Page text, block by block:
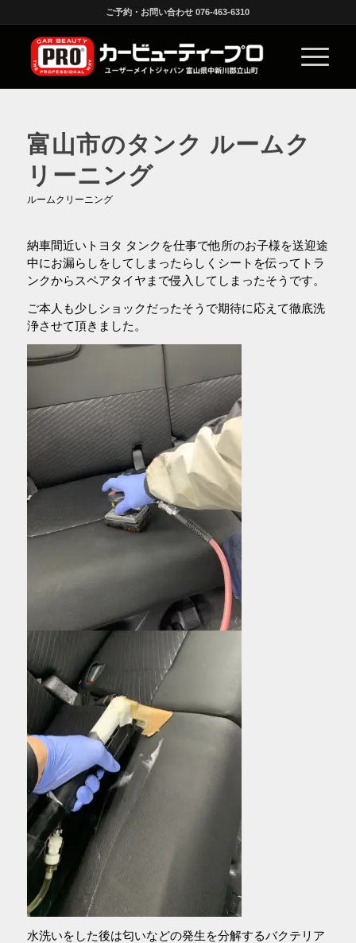
ご予約・お問い合わせ 076-463-6310
富山市のタンク ルームク
リーニング
ルームクリーニング
納車間近いトヨタ タンクを仕事で他所のお子様を送迎途
中にお漏らしをしてしまったらしくシートを伝ってトラ
ンクからスペアタイヤまで侵入してしまったそうです。
ご本人も少しショックだったそうで期待に応えて徹底洗
浄させて頂きました。
水洗いをした後は匂いなどの発生を分解するバクテリア